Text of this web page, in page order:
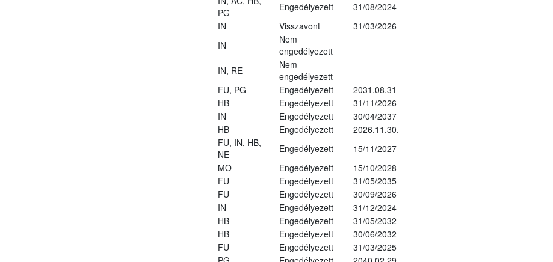
PG
Engedélyezett
31/08/2024
IN Visszavont
31/03/2026
IN
Nem
engedélyezett
IN, RE
Nem
engedélyezett
FU, PG Engedélyezett
2031.08.31
HB Engedélyezett
31/11/2026
IN Engedélyezett
30/04/2037
HB Engedélyezett
2026.11.30.
FU, IN, HB,
NE
Engedélyezett
15/11/2027
MO Engedélyezett
15/10/2028
FU Engedélyezett
31/05/2035
FU Engedélyezett
30/09/2026
IN Engedélyezett
31/12/2024
HB Engedélyezett
31/05/2032
HB Engedélyezett
30/06/2032
FU Engedélyezett
31/03/2025